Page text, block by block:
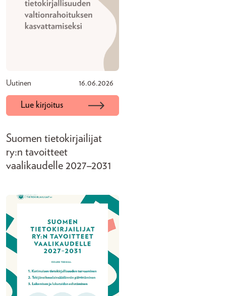
Uutinen 16.06.2026
Lue kirjoitus
Suomen tietokirjailijat
ry:n tavoitteet
vaalikaudelle 2027–2031